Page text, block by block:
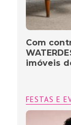
Com
imóveis
FESTAS E